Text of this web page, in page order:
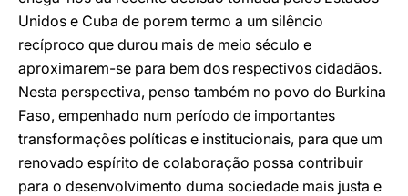
Unidos e Cuba de porem termo a um silêncio
recíproco que durou mais de meio século e
aproximarem-se para bem dos respectivos cidadãos.
Nesta perspectiva, penso também no povo do Burkina
Faso, empenhado num período de importantes
transformações políticas e institucionais, para que um
renovado espírito de colaboração possa contribuir
para o desenvolvimento duma sociedade mais justa e